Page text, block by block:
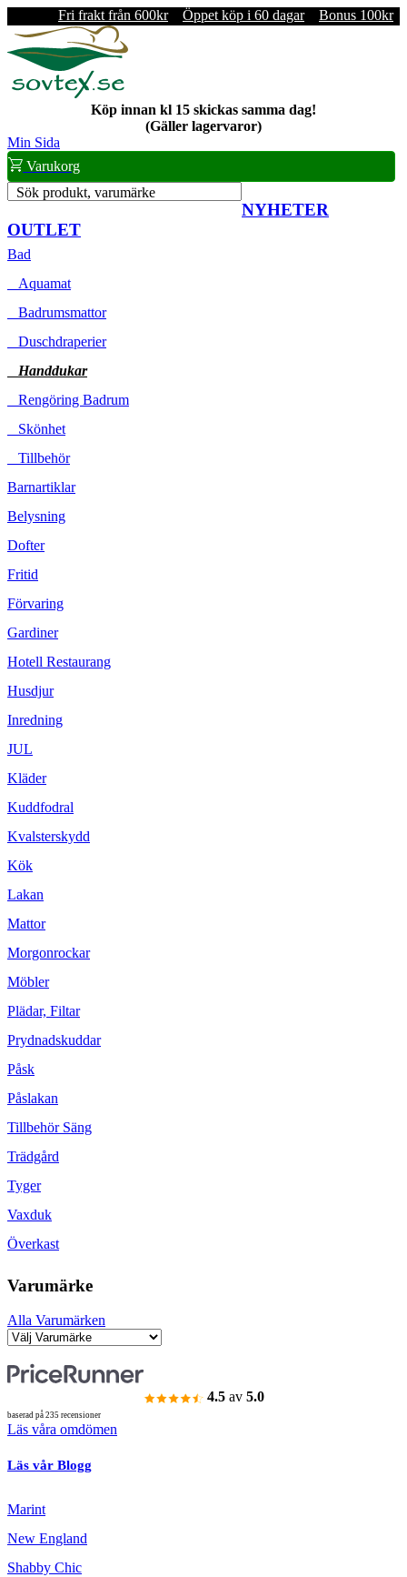
Fri frakt från 600kr Öppet köp i 60 dagar Bonus 100kr
Köp innan kl 15 skickas samma dag!
(Gäller lagervaror)
Min Sida
Varukorg
Sök produkt, varumärke
NYHETER
OUTLET
Bad
Aquamat
Badrumsmattor
Duschdraperier
Handdukar
Rengöring Badrum
Skönhet
Tillbehör
Barnartiklar
Belysning
Dofter
Fritid
Förvaring
Gardiner
Hotell Restaurang
Husdjur
Inredning
JUL
Kläder
Kuddfodral
Kvalsterskydd
Kök
Lakan
Mattor
Morgonrockar
Möbler
Plädar, Filtar
Prydnadskuddar
Påsk
Påslakan
Tillbehör Säng
Trädgård
Tyger
Vaxduk
Överkast
Varumärke
Alla Varumärken
4.5 av 5.0
baserad på 235 recensioner
Läs våra omdömen
Läs vår Blogg
Marint
New England
Shabby Chic